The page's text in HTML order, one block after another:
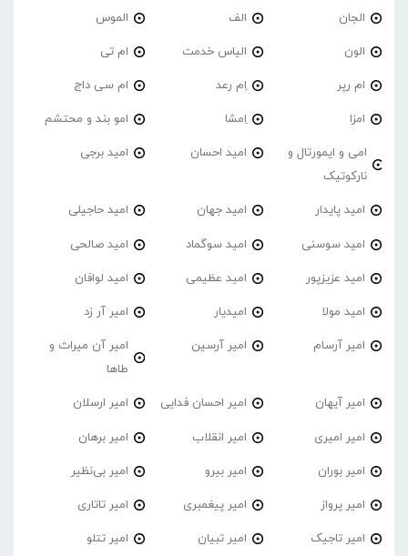
الجان الف الموس
الون الیاس خدمت ام تی
ام رپر اِم رعد ام سی داج
امزا اِمشا امو بند و محتشم
امی و ایمورتال و
نارکوتیک
امید احسان امید برجی
امید پایدار امید جهان امید حاجیلی
امید سوسنی امید سوگماد امید صالحی
امید عزیزپور امید عظیمی امید لوافان
امید مولا امیدیار امیر آر زد
امیر آرسام امیر آرسین
امیر آن میراث و
طاها
امیر آیهان امیر احسان فدایی امیر ارسلان
امیر امیری امیر انقلاب امیر برهان
امیر‌ بوران امیر بیرو امیر بی‌نظیر
امیر پرواز امیر پیغمبری امیر تاتاری
امیر تاجیک امیر تبیان امیر تتلو